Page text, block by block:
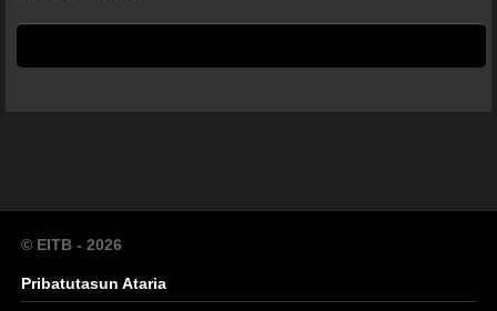
© EITB - 2026
Pribatutasun Ataria